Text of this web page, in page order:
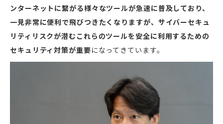
ンターネットに繋がる様々なツールが急速に普及しており、
一見非常に便利で飛びつきたくなりますが、サイバーセキュ
リティリスクが潜むこれらのツールを安全に利用するための
セキュリティ対策が重要になってきています。